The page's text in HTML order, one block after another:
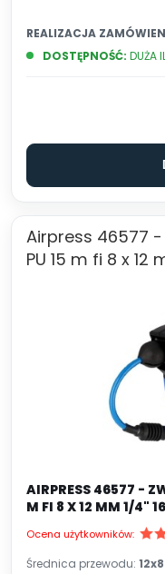
DOSTĘPNOŚĆ: DUŻA
REALIZACJA
Airpress 46577
PU 15 m fi 8 x 12
AIRPRESS 46577 -
M FI 8 X 12 MM 1/4"
Ocena użytkowników:
Średnica przewodu: